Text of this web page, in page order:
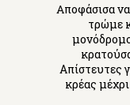
Aποφάσισα
τρώμε
Απίστευτες
κρέας